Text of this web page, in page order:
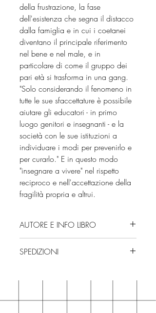
della frustrazione, la fase
dell'esistenza che segna il distacco
dalla famiglia e in cui i coetanei
diventano il principale riferimento
nel bene e nel male, e in
particolare di come il gruppo dei
pari età si trasforma in una gang.
"Solo considerando il fenomeno in
tutte le sue sfaccettature è possibile
aiutare gli educatori - in primo
luogo genitori e insegnanti - e la
società con le sue istituzioni a
individuare i modi per prevenirlo e
per curarlo." E in questo modo
"insegnare a vivere" nel rispetto
reciproco e nell'accettazione della
fragilità propria e altrui.
AUTORE E INFO LIBRO
Editore: Rizzoli
Edizione: 2021
SPEDIZIONI
3/4 giorni, secondo disponibilità